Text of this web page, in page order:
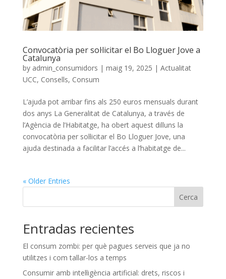
Convocatòria per sol·licitar el Bo Lloguer Jove a
Catalunya
by admin_consumidors | maig 19, 2025 | Actualitat
UCC, Consells, Consum
L’ajuda pot arribar fins als 250 euros mensuals durant
dos anys La Generalitat de Catalunya, a través de
l’Agència de l’Habitatge, ha obert aquest dilluns la
convocatòria per sol·licitar el Bo Lloguer Jove, una
ajuda destinada a facilitar l’accés a l’habitatge de...
« Older Entries
Cerca
Entradas recientes
El consum zombi: per què pagues serveis que ja no
utilitzes i com tallar-los a temps
Consumir amb intel·ligència artificial: drets, riscos i